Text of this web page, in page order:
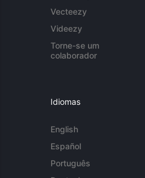
Vecteezy
Videezy
Torne-se um
colaborador
Idiomas
English
Español
Português